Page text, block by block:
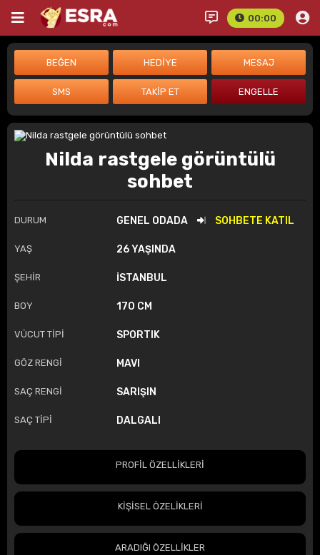
00:00
Nilda rastgele görüntülü
sohbet
DURUM GENEL ODADA SOHBETE KATIL
YAŞ 26 YAŞINDA
ŞEHİR İSTANBUL
BOY 170 CM
VÜCUT TİPİ SPORTIK
GÖZ RENGİ MAVI
SAÇ RENGİ SARIŞIN
SAÇ TİPİ DALGALI
PROFİL ÖZELLİKLERİ
KİŞİSEL ÖZELİKLERİ
ARADIĞI ÖZELLİKLER